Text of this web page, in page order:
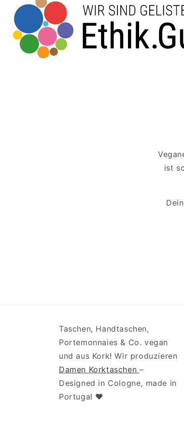
ist
Taschen, Handtaschen,
Portemonnaies & Co. vegan
und aus Kork! Wir produzieren
Damen Korktaschen –
Designed in Cologne, made in
Portugal ♥